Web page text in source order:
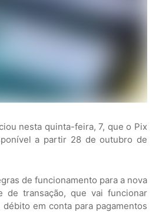
nesta quinta-feira, 7, que o Pix
a partir 28 de outubro de
de funcionamento para a nova
de transação, que vai funcionar
em conta para pagamentos